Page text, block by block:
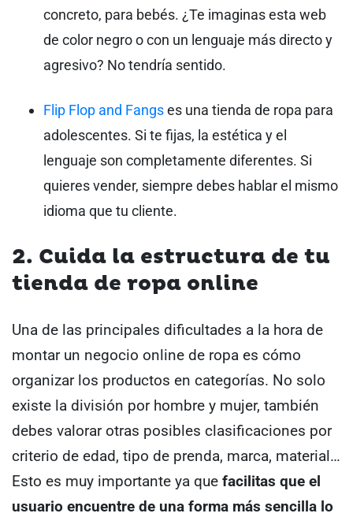
concreto, para bebés. ¿Te imaginas esta web
de color negro o con un lenguaje más directo y
agresivo? No tendría sentido.
Flip Flop and Fangses una tienda de ropa para
adolescentes. Si te fijas, la estética y el
lenguaje son completamente diferentes. Si
quieres vender, siempre debes hablar el mismo
idioma que tu cliente.
2. Cuida la estructura de tu
tienda de ropa online
Una de las principales dificultades a la hora de
montar un negocio online de ropa es cómo
organizar los productos en categorías. No solo
existe la división por hombre y mujer, también
debes valorar otras posibles clasificaciones por
criterio de edad, tipo de prenda, marca, material…
Esto es muy importante ya que facilitas que el
usuario encuentre de una forma más sencilla lo